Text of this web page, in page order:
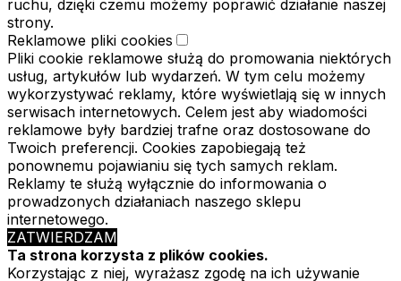
ruchu, dzięki czemu możemy poprawić działanie naszej
strony.
Reklamowe pliki cookies
Pliki cookie reklamowe służą do promowania niektórych
usług, artykułów lub wydarzeń. W tym celu możemy
wykorzystywać reklamy, które wyświetlają się w innych
serwisach internetowych. Celem jest aby wiadomości
reklamowe były bardziej trafne oraz dostosowane do
Twoich preferencji. Cookies zapobiegają też
ponownemu pojawianiu się tych samych reklam.
Reklamy te służą wyłącznie do informowania o
prowadzonych działaniach naszego sklepu
internetowego.
ZATWIERDZAM
Ta strona korzysta z plików cookies.
Korzystając z niej, wyrażasz zgodę na ich używanie